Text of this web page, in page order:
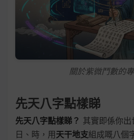
關於紫微鬥數的
先天八字點樣睇
先天八字點樣睇？ 其實即係你出
日、時，用天干地支組成嘅八個